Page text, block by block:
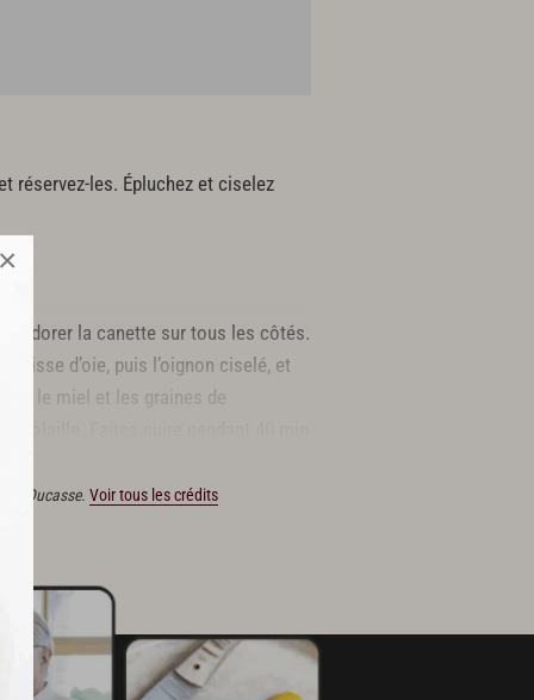
×
réservez-les. Épluchez et ciselez
dorer la canette sur tous les côtés.
d’oie, puis l’oignon ciselé, et
le miel et les graines de
Ducasse. Voir tous les crédits